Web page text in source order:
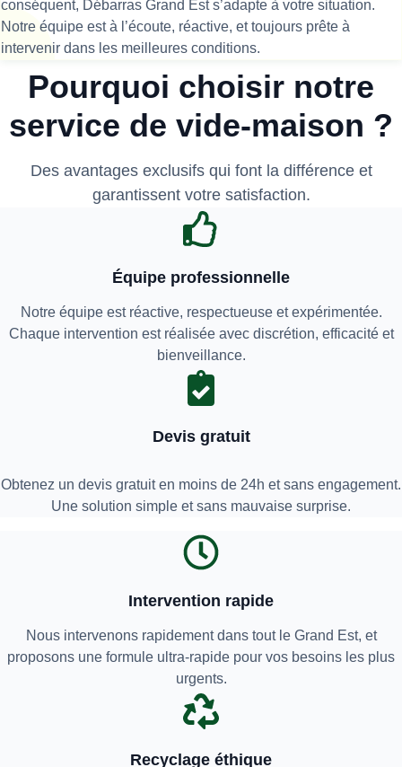
conséquent, Débarras Grand Est s’adapte à votre situation.
Notre équipe est à l’écoute, réactive, et toujours prête à
intervenir dans les meilleures conditions.
Pourquoi choisir notre
service de vide-maison ?
Des avantages exclusifs qui font la différence et
garantissent votre satisfaction.
Équipe professionnelle
Notre équipe est réactive, respectueuse et expérimentée.
Chaque intervention est réalisée avec discrétion, efficacité et
bienveillance.
Devis gratuit
Obtenez un devis gratuit en moins de 24h et sans engagement.
Une solution simple et sans mauvaise surprise.
Intervention rapide
Nous intervenons rapidement dans tout le Grand Est, et
proposons une formule ultra-rapide pour vos besoins les plus
urgents.
Recyclage éthique